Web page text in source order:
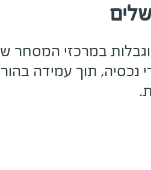
במרכזי המסחר
תוך עמידה